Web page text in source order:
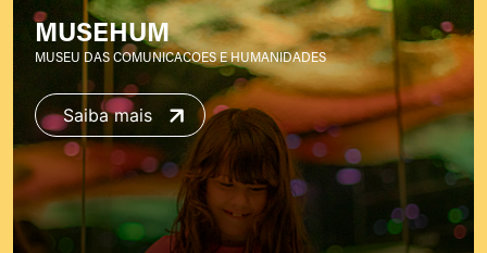
MUSEHUM
MUSEU DAS COMUNICACOES E HUMANIDADES
Saiba mais